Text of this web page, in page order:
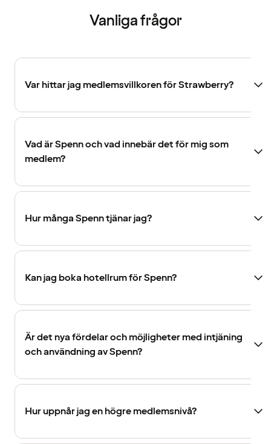
Vanliga frågor
Var hittar jag medlemsvillkoren för Strawberry?
Vad är Spenn och vad innebär det för mig som
medlem?
Hur många Spenn tjänar jag?
Kan jag boka hotellrum för Spenn?
Är det nya fördelar och möjligheter med intjäning
och användning av Spenn?
Hur uppnår jag en högre medlemsnivå?